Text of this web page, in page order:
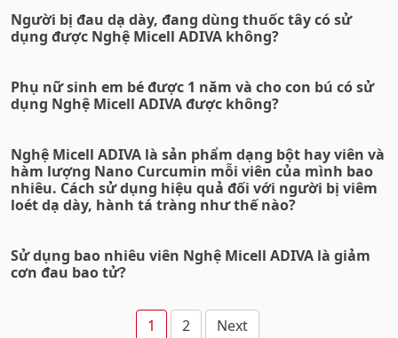
Người bị đau dạ dày, đang dùng thuốc tây có sử
dụng được Nghệ Micell ADIVA không?
Phụ nữ sinh em bé được 1 năm và cho con bú có sử
dụng Nghệ Micell ADIVA được không?
Nghệ Micell ADIVA là sản phẩm dạng bột hay viên và
hàm lượng Nano Curcumin mỗi viên của mình bao
nhiêu. Cách sử dụng hiệu quả đối với người bị viêm
loét dạ dày, hành tá tràng như thế nào?
Sử dụng bao nhiêu viên Nghệ Micell ADIVA là giảm
cơn đau bao tử?
1 2 Next